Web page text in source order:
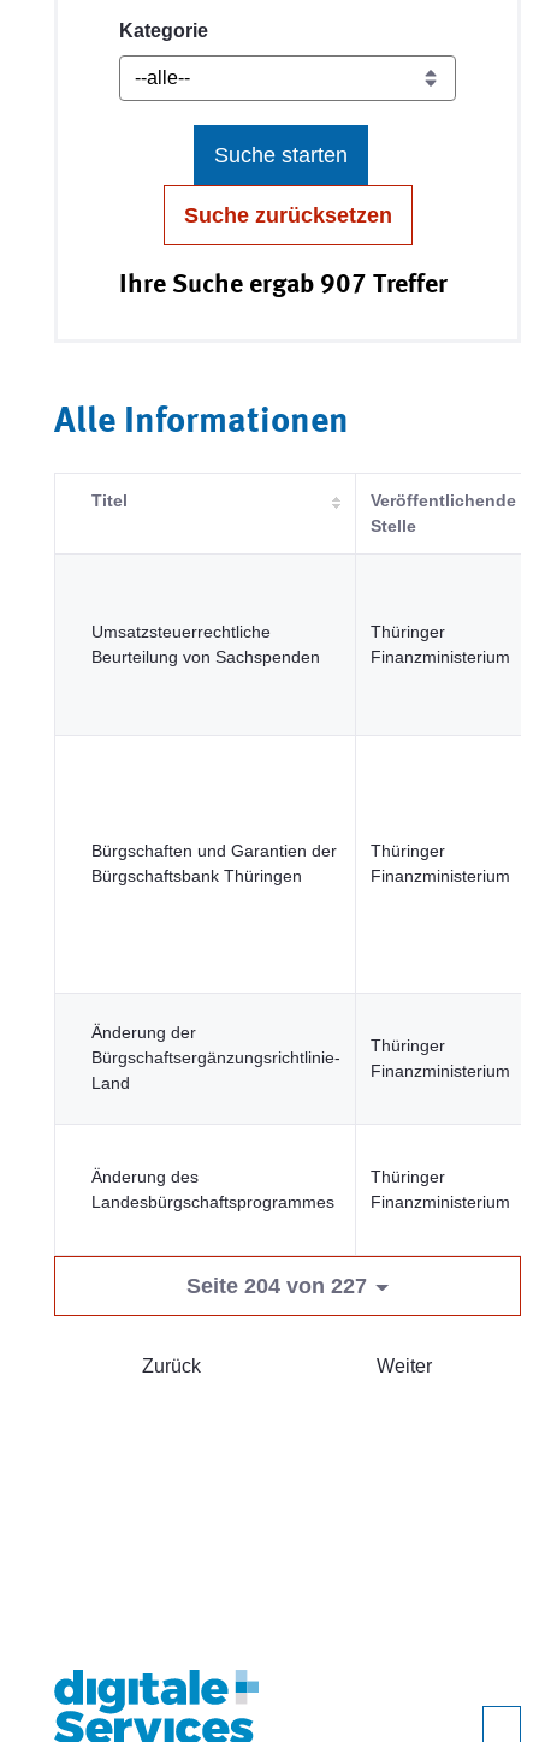
Kategorie
Suche starten
Suche zurücksetzen
Ihre Suche ergab 907 Treffer
Alle Informationen
Titel
Veröffentlichende
Stelle
Umsatzsteuerrechtliche
Beurteilung von Sachspenden
Thüringer
Finanzministerium
Bürgschaften und Garantien der
Bürgschaftsbank Thüringen
Thüringer
Finanzministerium
Änderung der
Bürgschaftsergänzungsrichtlinie-
Land
Thüringer
Finanzministerium
Änderung des
Landesbürgschaftsprogrammes
Thüringer
Finanzministerium
Seite 204 von 227
Zurück Weiter